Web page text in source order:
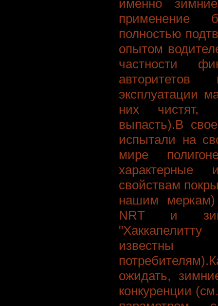
именно
применение
полностью
опытом
частности
эксплуатации
них чистят,
выпасть).В
испытали на
мире
свойствам
нашим
NRT и
ожидать,
конкуренции